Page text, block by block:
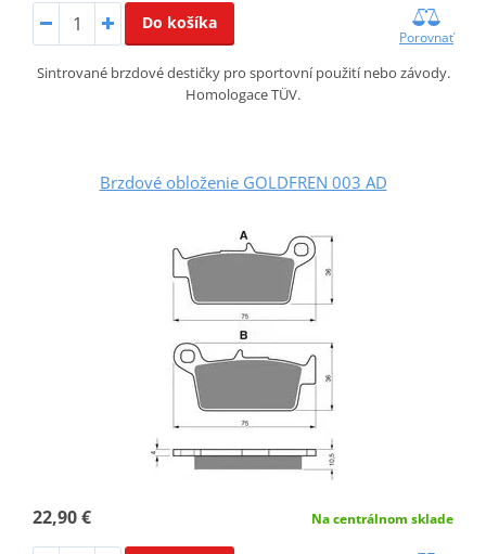
Do košíka
Porovnať
Sintrované brzdové destičky pro sportovní použití nebo závody.
Homologace TÜV.
Brzdové obloženie GOLDFREN 003 AD
22,90 € Na centrálnom sklade